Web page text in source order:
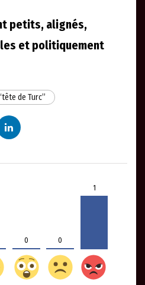
petits, alignés,
et politiquement
de Turc”
0 0
1